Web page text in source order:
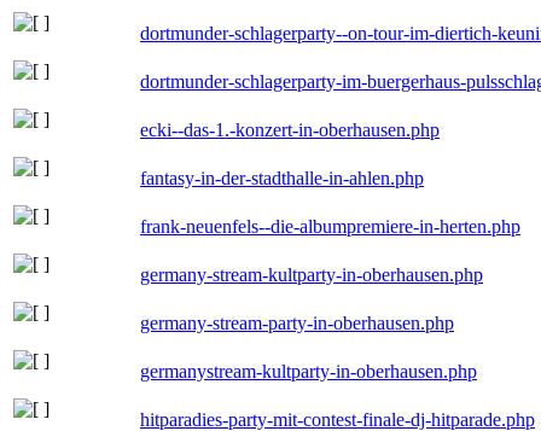
dortmunder-schlagerparty--on-tour-im-diertich-
dortmunder-schlagerparty-im-buergerhaus-
ecki--das-1.-konzert-in-oberhausen.php
fantasy-in-der-stadthalle-in-ahlen.php
frank-neuenfels--die-albumpremiere-in-herten.php
germany-stream-kultparty-in-oberhausen.php
germany-stream-party-in-oberhausen.php
germanystream-kultparty-in-oberhausen.php
hitparadies-party-mit-contest-finale-dj-hitparade.php